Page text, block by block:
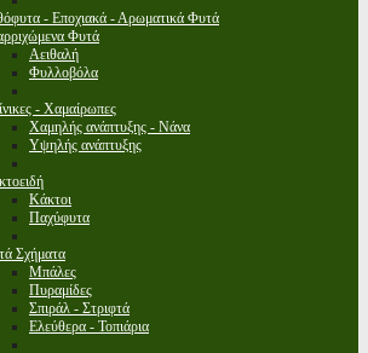
- Εποχιακά - Αρωματικά Φυτά
Φυτά
Αειθαλή
Φυλλοβόλα
- Χαμαίρωπες
Χαμηλής ανάπτυξης - Νάνα
Υψηλής ανάπτυξης
Κάκτοι
Παχύφυτα
Σχήματα
Μπάλες
Πυραμίδες
Σπιράλ - Στριφτά
Ελεύθερα - Τοπιάρια